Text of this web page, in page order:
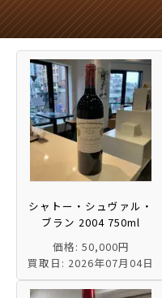
シャトー・シュヴァル・
ブラン 2004 750ml
価格: 50,000円
買取日: 2026年07月04日